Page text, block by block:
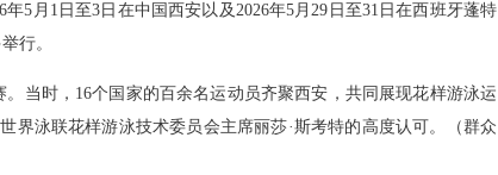
5月1日至3日在中国西安以及2026年5月29日至31日在西班牙蓬特
行。
时，16个国家的百余名运动员齐聚西安，共同展现花样游泳运
界泳联花样游泳技术委员会主席丽莎·斯考特的高度认可。（群众